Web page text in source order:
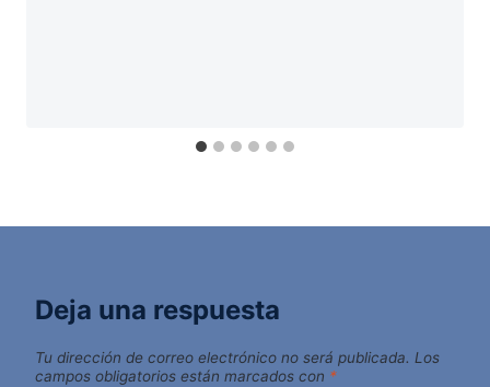
Deja una respuesta
Tu dirección de correo electrónico no será publicada. Los
campos obligatorios están marcados con *